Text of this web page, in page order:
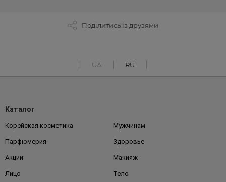
Поділитись із друзями
UA RU
Каталог
Корейская косметика Мужчинам
Парфюмерия Здоровье
Акции Макияж
Лицо Тело